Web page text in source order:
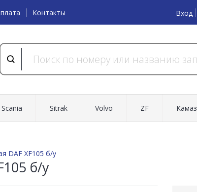
Контакты Вход
Scania Sitrak Volvo ZF Камаз
DAF XF105 б/у
б/у